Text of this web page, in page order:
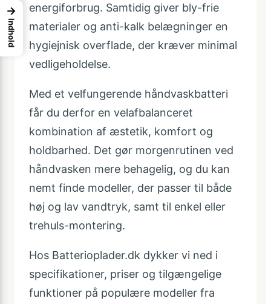
energiforbrug. Samtidig giver bly-frie
materialer og anti-kalk belægninger en
hygiejnisk overflade, der kræver minimal
vedligeholdelse.
Med et velfungerende håndvaskbatteri
får du derfor en velafbalanceret
kombination af æstetik, komfort og
holdbarhed. Det gør morgenrutinen ved
håndvasken mere behagelig, og du kan
nemt finde modeller, der passer til både
høj og lav vandtryk, samt til enkel eller
trehuls-montering.
Hos Batterioplader.dk dykker vi ned i
specifikationer, priser og tilgængelige
funktioner på populære modeller fra
→
Indhold